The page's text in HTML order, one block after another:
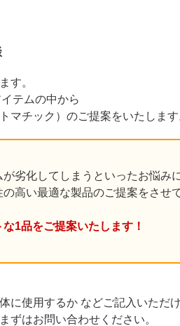
す。
テムの中から
マチック）のご提案をいたします
劣化してしまうといったお悩み
高い最適な製品のご提案をさせ
1品をご提案いたします！
に使用するか などご記入いただ
ずはお問い合わせください。